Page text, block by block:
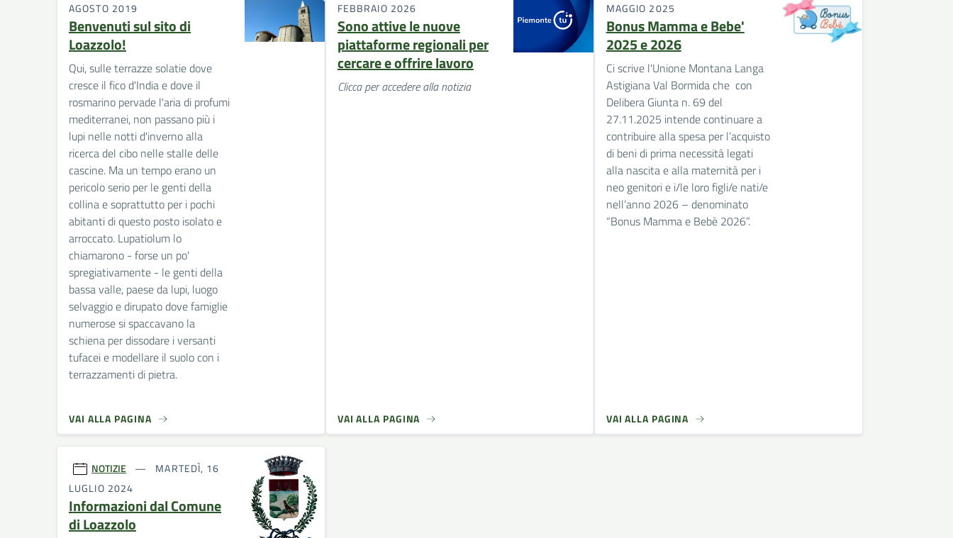
AGOSTO 2019
Benvenuti sul sito di
Loazzolo!
Qui, sulle terrazze solatie dove
cresce il fico d'India e dove il
rosmarino pervade l'aria di profumi
mediterranei, non passano più i
lupi nelle notti d'inverno alla
ricerca del cibo nelle stalle delle
cascine. Ma un tempo erano un
pericolo serio per le genti della
collina e soprattutto per i pochi
abitanti di questo posto isolato e
arroccato. Lupatiolum lo
chiamarono - forse un po'
spregiativamente - le genti della
bassa valle, paese da lupi, luogo
selvaggio e dirupato dove famiglie
numerose si spaccavano la
schiena per dissodare i versanti
tufacei e modellare il suolo con i
terrazzamenti di pietra.
VAI ALLA PAGINA
FEBBRAIO 2026
Sono attive le nuove
piattaforme regionali per
cercare e offrire lavoro
Clicca per accedere alla notizia
VAI ALLA PAGINA
MAGGIO 2025
Bonus Mamma e Bebe'
2025 e 2026
Ci scrive l'Unione Montana Langa
Astigiana Val Bormida che con
Delibera Giunta n. 69 del
27.11.2025 intende continuare a
contribuire alla spesa per l’acquisto
di beni di prima necessità legati
alla nascita e alla maternità per i
neo genitori e i/le loro figli/e nati/e
nell’anno 2026 – denominato
“Bonus Mamma e Bebè 2026”.
VAI ALLA PAGINA
NOTIZIE
MARTEDÌ, 16
LUGLIO 2024
Informazioni dal Comune
di Loazzolo